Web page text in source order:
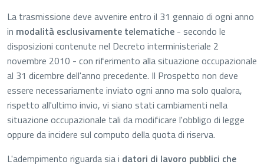
La trasmissione deve avvenire entro il 31 gennaio di ogni anno
in modalità esclusivamente telematiche - secondo le
disposizioni contenute nel Decreto interministeriale 2
novembre 2010 - con riferimento alla situazione occupazionale
al 31 dicembre dell'anno precedente. Il Prospetto non deve
essere necessariamente inviato ogni anno ma solo qualora,
rispetto all'ultimo invio, vi siano stati cambiamenti nella
situazione occupazionale tali da modificare l'obbligo di legge
oppure da incidere sul computo della quota di riserva.
L'adempimento riguarda sia i datori di lavoro pubblici che